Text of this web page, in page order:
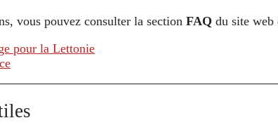
vous pouvez consulter la section FAQ du site web
pour la Lettonie